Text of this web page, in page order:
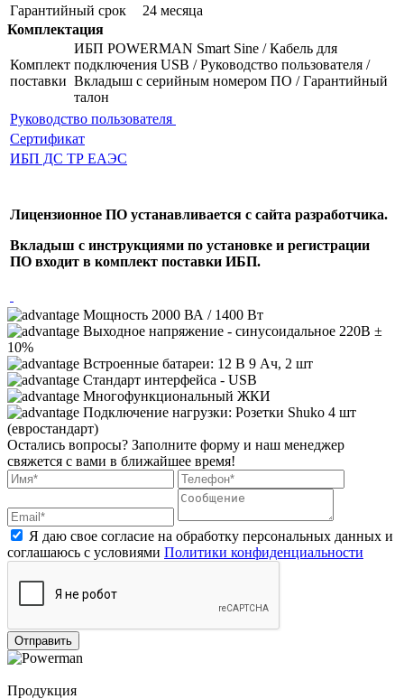
Гарантийный срок
24 месяца
Комплектация
Комплект
поставки
ИБП POWERMAN Smart Sine / Кабель для
подключения USB / Руководство пользователя /
Вкладыш с серийным номером ПО / Гарантийный
талон
Руководство пользователя
Сертификат
ИБП ДС ТР ЕАЭС
Лицензионное ПО устанавливается с сайта разработчика.
Вкладыш с инструкциями по установке и регистрации
ПО входит в комплект поставки ИБП.
Мощность 2000 ВА / 1400 Вт
Выходное напряжение - синусоидальное 220В ±
10%
Встроенные батареи: 12 В 9 Ач, 2 шт
Стандарт интерфейса - USB
Многофункциональный ЖКИ
Подключение нагрузки: Розетки Shuko 4 шт
(евростандарт)
Остались вопросы? Заполните форму и наш менеджер
свяжется с вами в ближайшее время!
Я даю свое согласие на обработку персональных данных и
соглашаюсь с условиями Политики конфиденциальности
Отправить
Продукция